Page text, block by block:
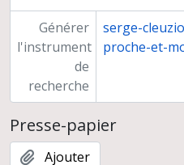
Générer
l'instrument
de
recherche
serge-
proche-et-
Presse-papier
Ajouter